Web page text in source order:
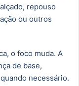
repouso
ou outros
o foco muda. A
de base,
necessário.